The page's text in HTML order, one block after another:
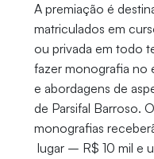
A premiação é
matriculados em
ou privada em todo
fazer monografia no
e abordagens de
de Parsifal Barroso.
monografias
lugar – R$ 10 mil e